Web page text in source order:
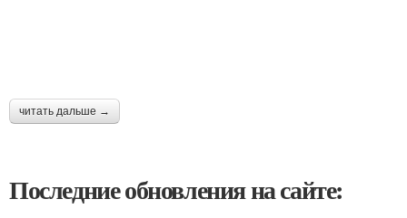
читать дальше →
Последние обновления на сайте: